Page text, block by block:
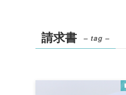
請求書 – tag –